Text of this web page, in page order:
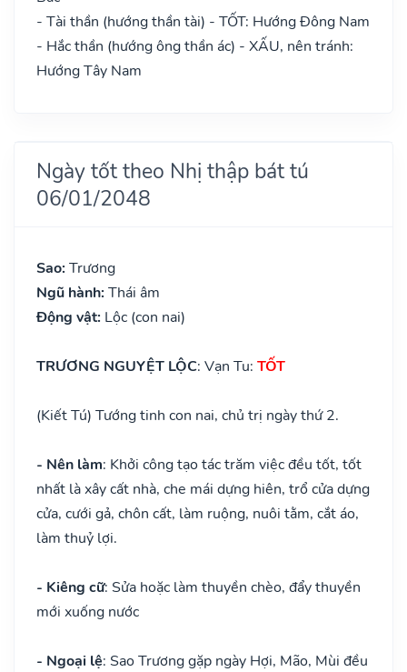
- Tài thần (hướng thần tài) - TỐT: Hướng Đông Nam
- Hắc thần (hướng ông thần ác) - XẤU, nên tránh:
Hướng Tây Nam
Ngày tốt theo Nhị thập bát tú
06/01/2048
Sao: Trương
Ngũ hành: Thái âm
Động vật: Lộc (con nai)
TRƯƠNG NGUYỆT LỘC: Vạn Tu: TỐT
(Kiết Tú) Tướng tinh con nai, chủ trị ngày thứ 2.
- Nên làm: Khởi công tạo tác trăm việc đều tốt, tốt
nhất là xây cất nhà, che mái dựng hiên, trổ cửa dựng
cửa, cưới gả, chôn cất, làm ruộng, nuôi tằm, cắt áo,
làm thuỷ lợi.
- Kiêng cữ: Sửa hoặc làm thuyền chèo, đẩy thuyền
mới xuống nước
- Ngoại lệ: Sao Trương gặp ngày Hợi, Mão, Mùi đều